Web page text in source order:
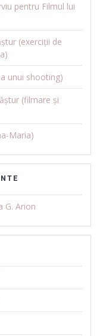
pentru Filmul lui
(exerciții de
unui shooting)
(filmare și
Maria)
G. Arion